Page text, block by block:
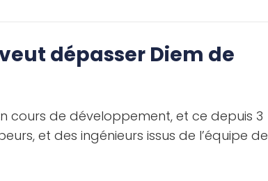
dépasser Diem de
cours de développement, et ce depuis 3
et des ingénieurs issus de l’équipe de